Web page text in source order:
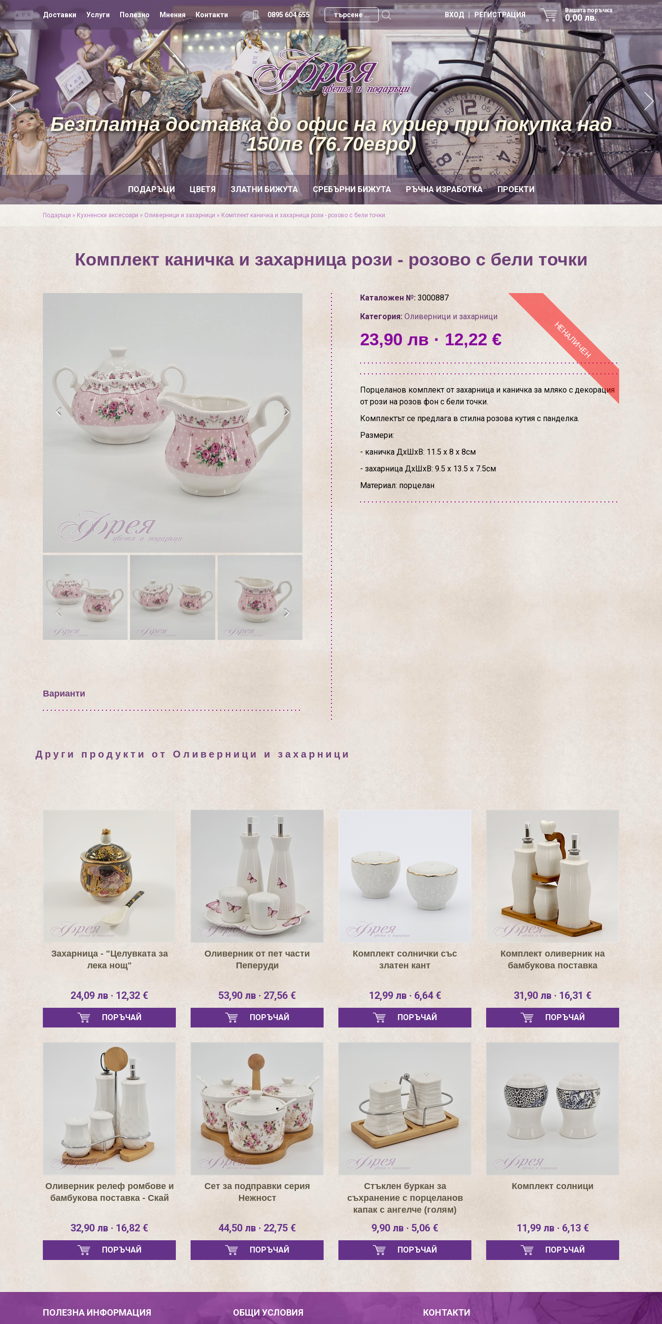
Доставки Услуги Полезно Мнения Контакти 0895 604 655
Вашата поръчка
0,00 лв.
ВХОД | РЕГИСТРАЦИЯ
ПОДАРЪЦИ ЦВЕТЯ ЗЛАТНИ БИЖУТА СРЕБЪРНИ БИЖУТА РЪЧНА ИЗРАБОТКА ПРОЕКТИ
Безплатна доставка до офис на куриер при покупка над
150лв (76.70евро)
Подаръци » Кухненски аксесоари » Оливерници и захарници » Комплект каничка и захарница рози - розово с бели точки
Комплект каничка и захарница рози - розово с бели точки
Варианти
Каталожен №:3000887
Категория: Оливерници и захарници
23,90 лв · 12,22 € НЕНАЛИЧЕН
Порцеланов комплект от захарница и каничка за мляко с декорация
от рози на розов фон с бели точки.
Комплектът се предлага в стилна розова кутия с панделка.
Размери:
- каничка ДхШхВ: 11.5 х 8 х 8см
- захарница ДхШхВ: 9.5 х 13.5 х 7.5см
Материал: порцелан
Други продукти от Оливерници и захарници
Захарница - "Целувката за
лека нощ"
24,09 лв · 12,32 €
ПОРЪЧАЙ
Оливерник от пет части
Пеперуди
53,90 лв · 27,56 €
ПОРЪЧАЙ
Комплект солнички със
златен кант
12,99 лв · 6,64 €
ПОРЪЧАЙ
Комплект оливерник на
бамбукова поставка
31,90 лв · 16,31 €
ПОРЪЧАЙ
Оливерник релеф ромбове и
бамбукова поставка - Скай
32,90 лв · 16,82 €
ПОРЪЧАЙ
Сет за подправки серия
Нежност
44,50 лв · 22,75 €
ПОРЪЧАЙ
Стъклен буркан за
съхранение с порцеланов
капак с ангелче (голям)
9,90 лв · 5,06 €
ПОРЪЧАЙ
Комплект солници
11,99 лв · 6,13 €
ПОРЪЧАЙ
ПОЛЕЗНА ИНФОРМАЦИЯ ОБЩИ УСЛОВИЯ КОНТАКТИ